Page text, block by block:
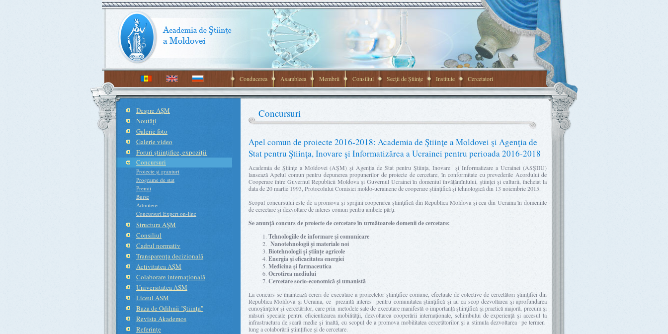
Conducerea Asambleea Membrii Consiliul Secţii de Ştiinţe Institute Cercetatori
Despre AŞM
Noutăţi
Galerie foto
Galerie video
Foruri ştiinţifice, expoziţii
Concursuri
Proiecte şi granturi
Programe de stat
Premii
Burse
Admitere
Concursuri Expert on-line
Structura AŞM
Consiliul
Cadrul normativ
Transparenţa decizională
Activitatea AŞM
Colaborare internaţională
Universitatea ASM
Liceul ASM
Baza de Odihnă "Ştiinţa"
Revista Akademos
Referinţe
Concursuri
Apel comun de proiecte 2016-2018: Academia de Ştiinţe a Moldovei şi Agenţia de
Stat pentru Ştiinţa, Inovare şi Informatizărea a Ucrainei pentru perioada 2016-2018
Academia de Ştiinţe a Moldovei (AŞM) şi Agenţia de Stat pentru Ştiinţa, Inovare şi Informatizare a Ucrainei (ASŞIIU)
lansează Apelul comun pentru depunerea propunerilor de proiecte de cercetare, în conformitate cu prevederile Acordului de
Cooperare între Guvernul Republicii Moldova şi Guvernul Ucrainei în domeniul învăţămîntului, ştiinţei şi culturii, încheiat la
data de 20 martie 1993, Protocolului Comisiei moldo-ucrainene de cooperare științifică și tehnologică din 13 noiembrie 2015.
Scopul concursului este de a promova şi sprijini cooperarea ştiinţifică din Republica Moldova şi cea din Ucraina în domeniile
de cercetare şi dezvoltare de interes comun pentru ambele părţi.
Se anunţă concurs de proiecte de cercetare în următoarele domenii de cercetare:
Tehnologiile de informare şi comunicare
Nanotehnologii și materiale noi
Biotehnologii și științe agricole
Energia şi eficacitatea energiei
Medicina şi farmaceutica
Ocrotirea mediului
Cercetare socio-economică şi umanistă
La concurs se înaintează cereri de executare a proiectelor ştiinţifice comune, efectuate de colective de cercetători ştiinţifici din
Republica Moldova şi Ucraina, ce prezintă interes pentru comunitatea ştiinţifică şi au ca scop dezvoltarea şi aprofundarea
cunoştinţelor şi cercetărilor, care prin metodele sale de executare manifestă o importanţă ştiinţifică şi practică majoră, precum şi
măsuri speciale pentru eficientizarea mobilităţii, dezvoltarea cooperării internaționale, schimbului de experienţă şi accesul la
infrastructura de scară medie şi înaltă, cu scopul de a promova mobilitatea cercetătorilor şi a stimula dezvoltarea pe termen
lung a colaborării ştiinţifice şi de cercetare.